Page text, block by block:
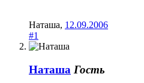
Наташа, 12.09.2006
#1
Наташа Гость